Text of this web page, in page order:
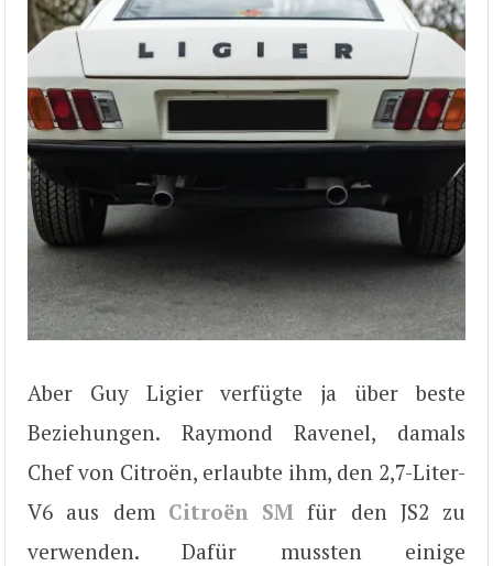
Aber Guy Ligier verfügte ja über beste
Beziehungen. Raymond Ravenel, damals
Chef von Citroën, erlaubte ihm, den 2,7-Liter-
V6 aus dem Citroën SM für den JS2 zu
verwenden. Dafür mussten einige